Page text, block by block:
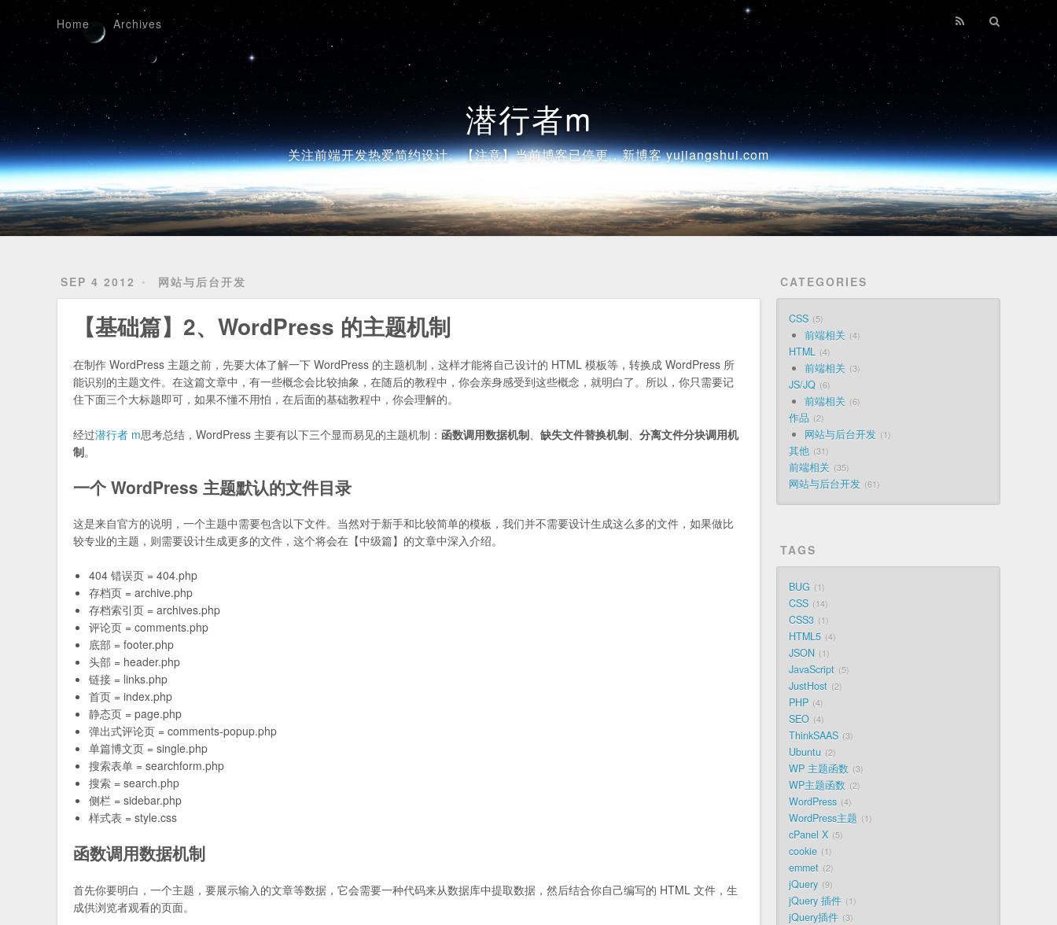
潜行者m
关注前端开发热爱简约设计。【注意】当前博客已停更，新博客 yujiangshui.com
Home Archives
SEP 4 2012 网站与后台开发
【基础篇】2、WordPress 的主题机制
在制作 WordPress 主题之前，先要大体了解一下 WordPress 的主题机制，这样才能将自己设计的 HTML 模板等，转换成 WordPress 所
能识别的主题文件。在这篇文章中，有一些概念会比较抽象，在随后的教程中，你会亲身感受到这些概念，就明白了。所以，你只需要记
住下面三个大标题即可，如果不懂不用怕，在后面的基础教程中，你会理解的。
经过潜行者 m思考总结，WordPress 主要有以下三个显而易见的主题机制： 函数调用数据机制 、缺失文件替换机制 、分离文件分块调用机
制。
一个 WordPress 主题默认的文件目录
这是来自官方的说明，一个主题中需要包含以下文件。当然对于新手和比较简单的模板，我们并不需要设计生成这么多的文件，如果做比
较专业的主题，则需要设计生成更多的文件，这个将会在【中级篇】的文章中深入介绍。
404 错误页 = 404.php
存档页 = archive.php
存档索引页 = archives.php
评论页 = comments.php
底部 = footer.php
头部 = header.php
链接 = links.php
首页 = index.php
静态页 = page.php
弹出式评论页 = comments-popup.php
单篇博文页 = single.php
搜索表单 = searchform.php
搜索 = search.php
侧栏 = sidebar.php
样式表 = style.css
函数调用数据机制
首先你要明白，一个主题，要展示输入的文章等数据，它会需要一种代码来从数据库中提取数据，然后结合你自己编写的 HTML 文件，生
成供浏览者观看的页面。
CATEGORIES
CSS 5
前端相关 4
HTML 4
前端相关 3
JS/JQ 6
前端相关 6
作品 2
网站与后台开发 1
其他 31
前端相关 35
网站与后台开发 61
TAGS
BUG 1
CSS 14
CSS3 1
HTML5 4
JSON 1
JavaScript 5
JustHost 2
PHP 4
SEO 4
ThinkSAAS 3
Ubuntu 2
WP 主题函数 3
WP主题函数 2
WordPress 4
WordPress主题 1
cPanel X 5
cookie 1
emmet 2
jQuery 9
jQuery 插件 1
jQuery插件 3
Archives